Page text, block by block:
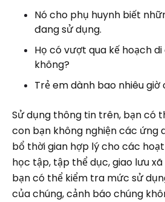
Nó cho phụ huynh biết
đang sử dụng.
Họ có vượt qua kế hoạch
không?
Trẻ em dành bao nhiêu
Sử dụng thông tin trên, bạn có
con bạn không nghiện các ứng
bổ thời gian hợp lý cho các
học tập, tập thể dục, giao lưu xã
bạn có thể kiểm tra mức sử
của chúng, cảnh báo chúng